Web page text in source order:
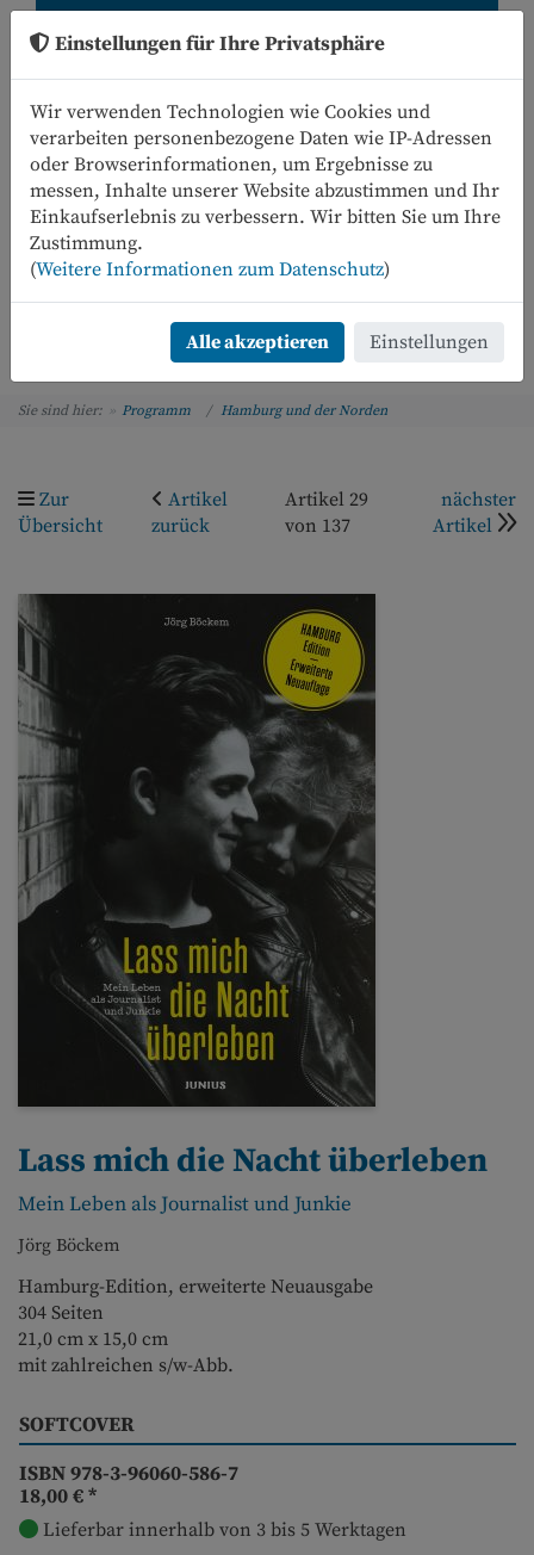
Einstellungen für Ihre Privatsphäre
Wir verwenden Technologien wie Cookies und
verarbeiten personenbezogene Daten wie IP-Adressen
oder Browserinformationen, um Ergebnisse zu
messen, Inhalte unserer Website abzustimmen und Ihr
Einkaufserlebnis zu verbessern. Wir bitten Sie um Ihre
Zustimmung.
(Weitere Informationen zum Datenschutz)
Alle akzeptieren Einstellungen
0
Menü
Sie sind hier: Programm Hamburg und der Norden
Zur
Übersicht
Artikel
zurück
Artikel 29
von 137
nächster
Artikel
Lass mich die Nacht überleben
Mein Leben als Journalist und Junkie
Jörg Böckem
Hamburg-Edition, erweiterte Neuausgabe
304 Seiten
21,0 cm x 15,0 cm
mit zahlreichen s/w-Abb.
SOFTCOVER
ISBN 978-3-96060-586-7
18,00 €*
Lieferbar innerhalb von 3 bis 5 Werktagen